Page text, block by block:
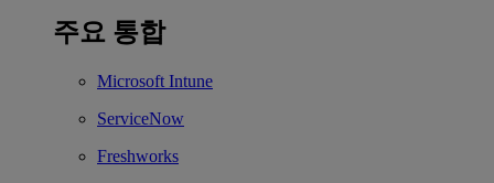
주요 통합
Microsoft Intune
ServiceNow
Freshworks